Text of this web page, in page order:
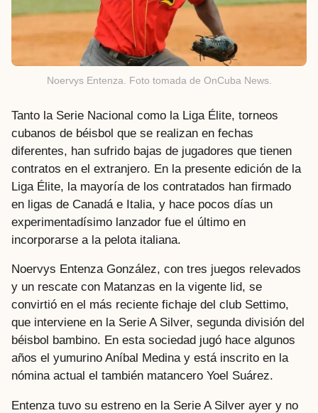
Noervys Entenza. Foto tomada de OnCuba News.
Tanto la Serie Nacional como la Liga Élite, torneos
cubanos de béisbol que se realizan en fechas
diferentes, han sufrido bajas de jugadores que tienen
contratos en el extranjero. En la presente edición de la
Liga Élite, la mayoría de los contratados han firmado
en ligas de Canadá e Italia, y hace pocos días un
experimentadísimo lanzador fue el último en
incorporarse a la pelota italiana.
Noervys Entenza González, con tres juegos relevados
y un rescate con Matanzas en la vigente lid, se
convirtió en el más reciente fichaje del club Settimo,
que interviene en la Serie A Silver, segunda división del
béisbol bambino. En esta sociedad jugó hace algunos
años el yumurino Aníbal Medina y está inscrito en la
nómina actual el también matancero Yoel Suárez.
Entenza tuvo su estreno en la Serie A Silver ayer y no